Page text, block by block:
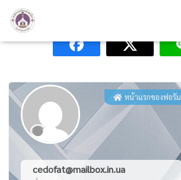
cedofat@mailbox.in.ua
หน้าแรกของฟอรัม